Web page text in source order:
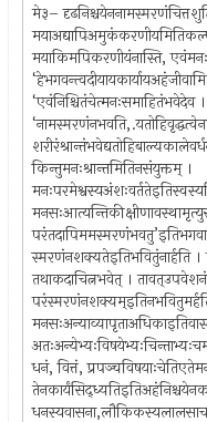
मे३–
मयाकिमपिकरणीयंनास्ति,
‘एवंनिश्चितंचेत्मनःसमाहितंभवेदेव ।
किन्तुमनःश्रान्तमितिनसंयुक्तम् ।
स्मरणंनशक्यतेइतिभवितुंनार्हति
तथाकदाचित्नभवेत् ।
धनं, वित्तं,